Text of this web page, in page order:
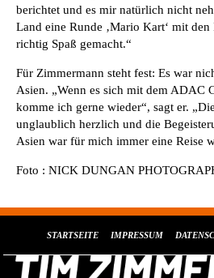
berichtet und es mir natürlich nicht
Land eine Runde ‚Mario Kart‘ mit
richtig Spaß gemacht.“
Für Zimmermann steht fest: Es war
Asien. „Wenn es sich mit dem ADAC
komme ich gerne wieder“, sagt er.
unglaublich herzlich und die
Asien war für mich immer eine Reise
Foto : NICK DUNGAN
IMPRESSUM
STARTSEITE